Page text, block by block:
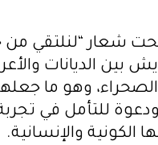
شعار “لنلتقي
بين الديانات
وهو ما
للتأمل في
والإنسانية.